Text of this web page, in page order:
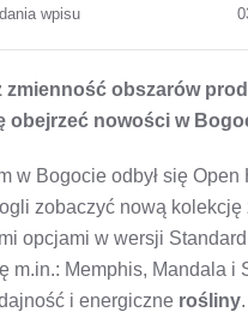
wpisu
zmienność obszarów
obejrzeć nowości w
w Bogocie odbył się
zobaczyć nową
opcjami w wersji
m.in.: Memphis, Mandala
i energiczne rośliny.